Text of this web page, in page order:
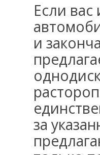
Если вас
и
за